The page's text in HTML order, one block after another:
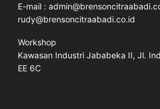
E-mail :
rudy@brensoncitraabadi.co.id
Workshop
Kawasan Industri Jababeka II, Jl.
EE 6C